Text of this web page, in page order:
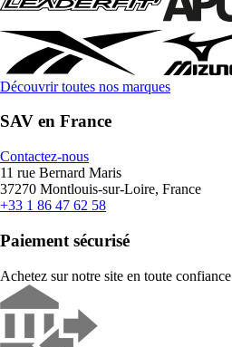
Découvrir toutes nos marques
SAV en France
Contactez-nous
11 rue Bernard Maris
37270 Montlouis-sur-Loire, France
+33 1 86 47 62 58
Paiement sécurisé
Achetez sur notre site en toute confiance